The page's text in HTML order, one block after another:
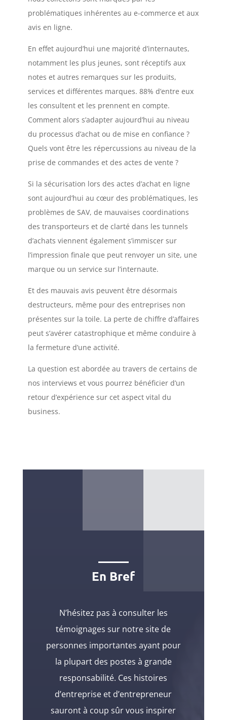
problématiques inhérentes au e-commerce et aux
avis en ligne.
En effet aujourd’hui une majorité d’internautes,
notamment les plus jeunes, sont réceptifs aux
notes et autres remarques sur les produits,
services et différentes marques. 88% d’entre eux
les consultent et les prennent en compte.
Comment alors s’adapter aujourd’hui au niveau
du processus d’achat ou de mise en confiance ?
Quels vont être les répercussions au niveau de la
prise de commandes et des actes de vente ?
Si la sécurisation lors des actes d’achat en ligne
sont aujourd’hui au cœur des problématiques, les
problèmes de SAV, de mauvaises coordinations
des transporteurs et de clarté dans les tunnels
d’achats viennent également s’immiscer sur
l’impression finale que peut renvoyer un site, une
marque ou un service sur l’internaute.
Et des mauvais avis peuvent être désormais
destructeurs, même pour des entreprises non
présentes sur la toile. La perte de chiffre d’affaires
peut s’avérer catastrophique et même conduire à
la fermeture d’une activité.
La question est abordée au travers de certains de
nos interviews et vous pourrez bénéficier d’un
retour d’expérience sur cet aspect vital du
business.
En Bref
N’hésitez pas à consulter les
témoignages sur notre site de
personnes importantes ayant pour
la plupart des postes à grande
responsabilité. Ces histoires
d’entreprise et d’entrepreneur
sauront à coup sûr vous inspirer